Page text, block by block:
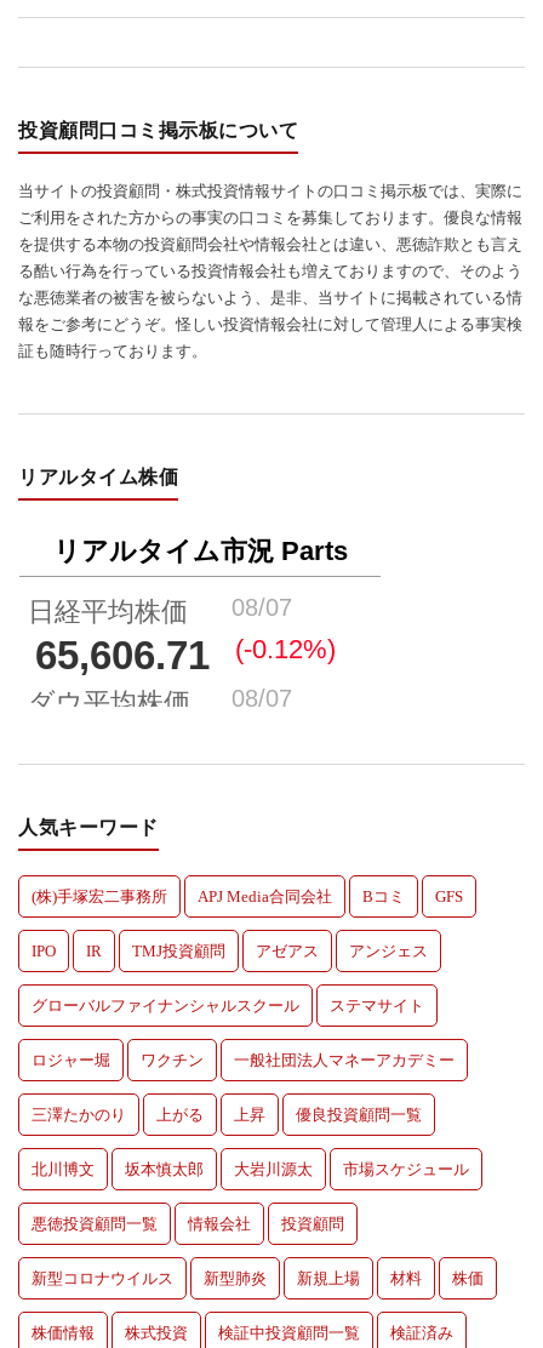
投資顧問口コミ掲示板について
当サイトの投資顧問・株式投資情報サイトの口コミ掲示板では、実際に
ご利用をされた方からの事実の口コミを募集しております。優良な情報
を提供する本物の投資顧問会社や情報会社とは違い、悪徳詐欺とも言え
る酷い行為を行っている投資情報会社も増えておりますので、そのよう
な悪徳業者の被害を被らないよう、是非、当サイトに掲載されている情
報をご参考にどうぞ。怪しい投資情報会社に対して管理人による事実検
証も随時行っております。
リアルタイム株価
人気キーワード
(株)手塚宏二事務所 APJ Media合同会社 Bコミ GFS
IPO IR TMJ投資顧問 アゼアス アンジェス
グローバルファイナンシャルスクール ステマサイト
ロジャー堀 ワクチン 一般社団法人マネーアカデミー
三澤たかのり 上がる 上昇 優良投資顧問一覧
北川博文 坂本慎太郎 大岩川源太 市場スケジュール
悪徳投資顧問一覧 情報会社 投資顧問
新型コロナウイルス 新型肺炎 新規上場 材料 株価
株価情報 株式投資 検証中投資顧問一覧 検証済み